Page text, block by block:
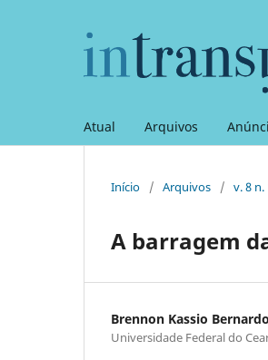
Atual Arquivos
Início / Arquivos / v. 8
A barragem
Brennon Kassio
Universidade Federal do